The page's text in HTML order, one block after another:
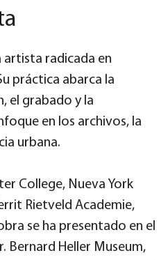
artista radicada en
práctica abarca la
el grabado y la
en los archivos, la
urbana.
College, Nueva York
Rietveld Academie,
se ha presentado en el
Bernard Heller Museum,